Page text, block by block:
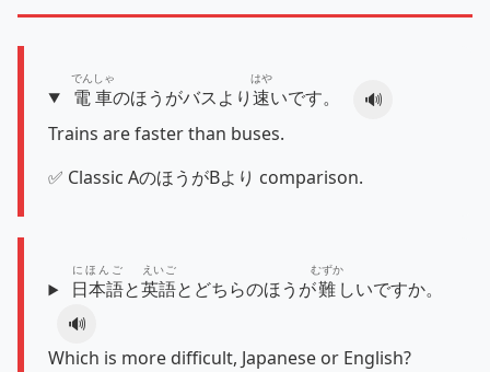
電車
でんしゃ
のほうがバスより速
はや
いです。
🔊
Trains are faster than buses.
✅ Classic AのほうがBより comparison.
日本語
にほんご
と英語
えいご
とどちらのほうが難
むずか
しいですか。
🔊
Which is more difficult, Japanese or English?